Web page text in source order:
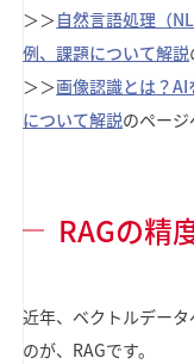
＞＞自然言語処理（
例、課題について解説
＞＞画像認識とは？
について解説のページ
RAGの精
近年、ベクトルデー
のが、RAGです。